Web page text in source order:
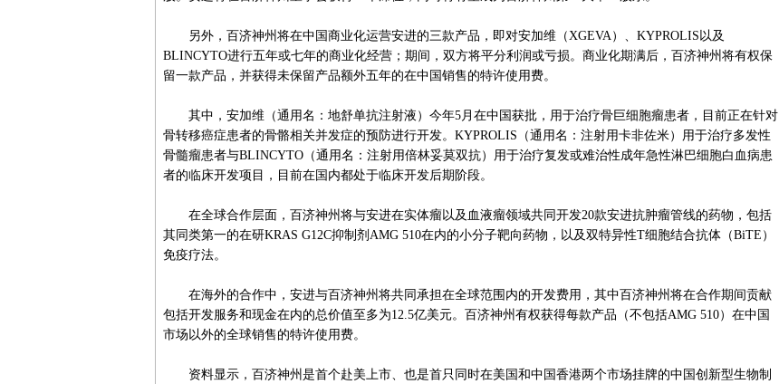
另外，百济神州将在中国商业化运营安进的三款产品，即对安加维（XGEVA）、KYPROLIS以及
BLINCYTO进行五年或七年的商业化经营；期间，双方将平分利润或亏损。商业化期满后，百济神州将有权保
留一款产品，并获得未保留产品额外五年的在中国销售的特许使用费。
其中，安加维（通用名：地舒单抗注射液）今年5月在中国获批，用于治疗骨巨细胞瘤患者，目前正在针对
骨转移癌症患者的骨骼相关并发症的预防进行开发。KYPROLIS（通用名：注射用卡非佐米）用于治疗多发性
骨髓瘤患者与BLINCYTO（通用名：注射用倍林妥莫双抗）用于治疗复发或难治性成年急性淋巴细胞白血病患
者的临床开发项目，目前在国内都处于临床开发后期阶段。
在全球合作层面，百济神州将与安进在实体瘤以及血液瘤领域共同开发20款安进抗肿瘤管线的药物，包括
其同类第一的在研KRAS G12C抑制剂AMG 510在内的小分子靶向药物，以及双特异性T细胞结合抗体（BiTE）
免疫疗法。
在海外的合作中，安进与百济神州将共同承担在全球范围内的开发费用，其中百济神州将在合作期间贡献
包括开发服务和现金在内的总价值至多为12.5亿美元。百济神州有权获得每款产品（不包括AMG 510）在中国
市场以外的全球销售的特许使用费。
资料显示，百济神州是首个赴美上市、也是首只同时在美国和中国香港两个市场挂牌的中国创新型生物制